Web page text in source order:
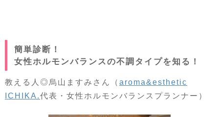
簡単診断！
女性ホルモンバランスの不調タイプを知る！
教える人◎烏山ますみさん（ aroma&esthetic
ICHIKA.代表・女性ホルモンバランスプランナー）